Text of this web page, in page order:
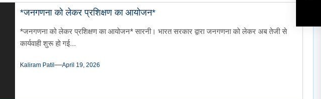
*जनगणना को लेकर प्रशिक्षण का आयोजन*
*जनगणना को लेकर प्रशिक्षण का आयोजन* सारनी। भारत सरकार द्वारा जनगणना को लेकर अब तेजी से
कार्यवाही शुरू हो गई...
Kaliram Patil April 19, 2026